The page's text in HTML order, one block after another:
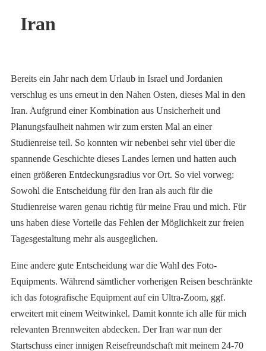
Iran
Bereits ein Jahr nach dem Urlaub in Israel und Jordanien
verschlug es uns erneut in den Nahen Osten, dieses Mal in den
Iran. Aufgrund einer Kombination aus Unsicherheit und
Planungsfaulheit nahmen wir zum ersten Mal an einer
Studienreise teil. So konnten wir nebenbei sehr viel über die
spannende Geschichte dieses Landes lernen und hatten auch
einen größeren Entdeckungsradius vor Ort. So viel vorweg:
Sowohl die Entscheidung für den Iran als auch für die
Studienreise waren genau richtig für meine Frau und mich. Für
uns haben diese Vorteile das Fehlen der Möglichkeit zur freien
Tagesgestaltung mehr als ausgeglichen.
Eine andere gute Entscheidung war die Wahl des Foto-
Equipments. Während sämtlicher vorherigen Reisen beschränkte
ich das fotografische Equipment auf ein Ultra-Zoom, ggf.
erweitert mit einem Weitwinkel. Damit konnte ich alle für mich
relevanten Brennweiten abdecken. Der Iran war nun der
Startschuss einer innigen Reisefreundschaft mit meinem 24-70